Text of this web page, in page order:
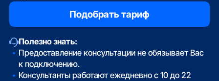
Полезно знать:
Предоставление консультации не обязывает Вас
к подключению.
Консультанты работают ежедневно с 10 до 22